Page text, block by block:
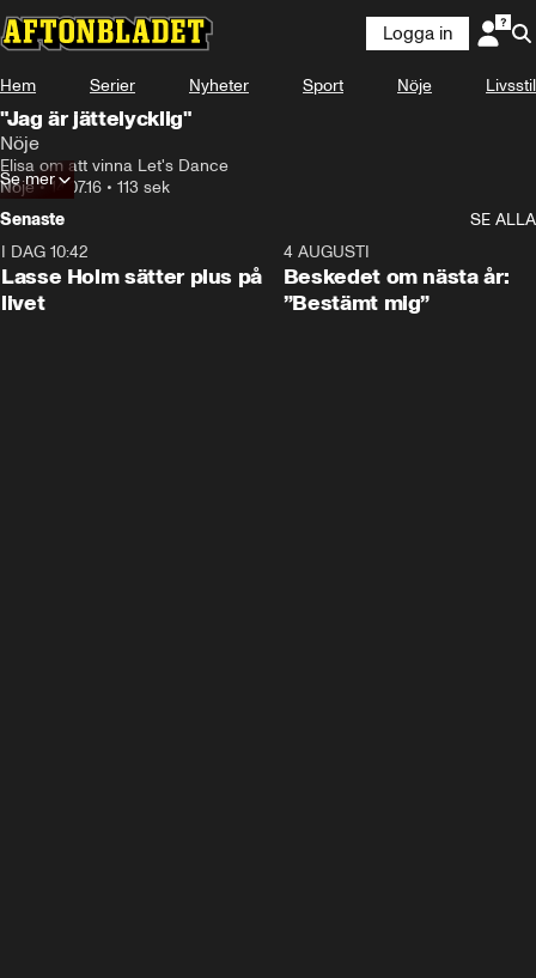
Logga in
Hem Serier Nyheter Sport Nöje Livsstil
"Jag är jättelycklig"
Nöje
Elisa om att vinna Let's Dance
Nöje•14.07.16 • 113 sek
Se mer
Senaste
SE ALLA
I DAG 10:42
Lasse Holm sätter plus på
livet
4 AUGUSTI
Beskedet om nästa år:
”Bestämt mig”